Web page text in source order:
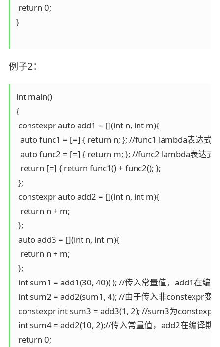
return 0;
}
例子2：
int main()
{
constexpr auto add1 = [](int n, int m){
  auto func1 = [=] { return n; }; //func1 lambda表达式
  auto func2 = [=] { return m; }; //func2 lambda表达式
  return [=] { return func1() + func2(); };
};
constexpr auto add2 = [](int n, int m){
  return n + m;
};
auto add3 = [](int n, int m){
  return n + m;
};
int sum1 = add1(30, 40)( ); //传入常量值，add1在编
int sum2 = add2(sum1, 4); //由于传入非constexpr变
constexpr int sum3 = add3(1, 2); //sum3为
int sum4 = add2(10, 2);//传入常量值，add2在编译期
return 0;